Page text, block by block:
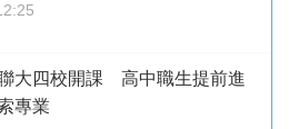
大四校開課 高中職生提前進
專業